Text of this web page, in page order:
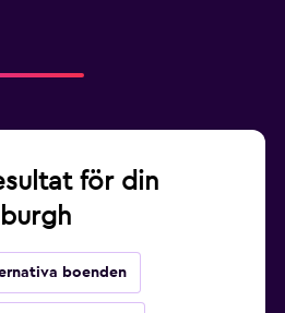
för din
boenden